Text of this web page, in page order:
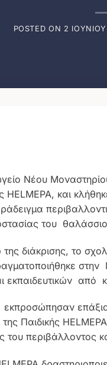
POSTED ON 2
Νέου
HELMEPA, και
του
της διάκρισης, το
εκπαιδευτικών από
εκπροσώπησαν
Παιδικής
του περιβάλλοντος